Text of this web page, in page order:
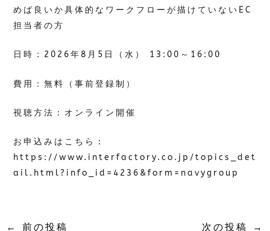
めば良いか具体的なワークフローが描けていないEC
担当者の方
日時：2026年8月5日（水） 13:00～16:00
費用：無料（事前登録制）
視聴方法：オンライン開催
お申込みはこちら：
https://www.interfactory.co.jp/topics_det
ail.html?info_id=4236&form=navygroup
← 前の投稿 次の投稿 →